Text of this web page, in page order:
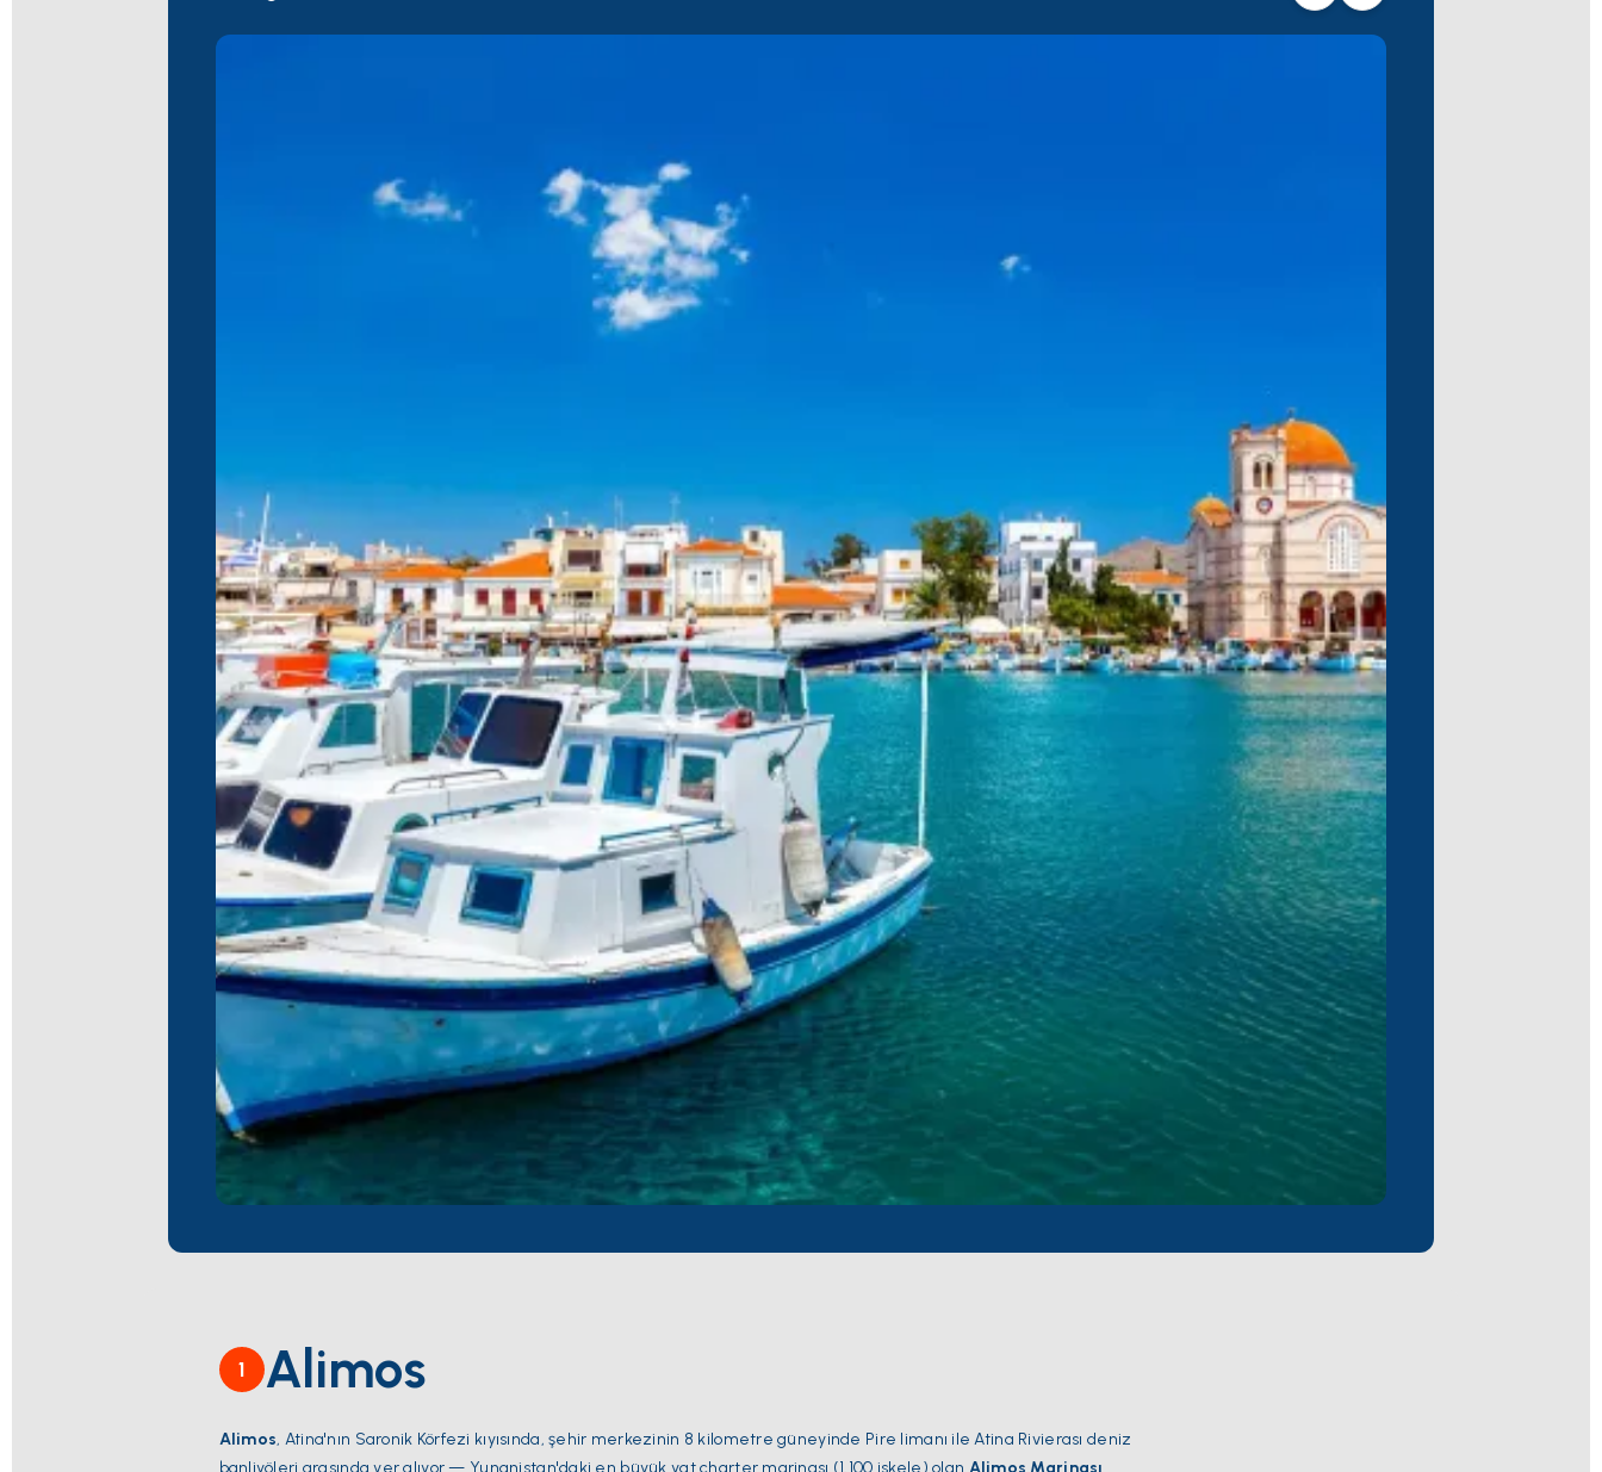
1 Alimos
Alimos, Atina'nın Saronik Körfezi kıyısında, şehir merkezinin 8 kilometre güneyinde Pire limanı ile Atina Rivierası deniz
banliyöleri arasında yer alıyor — Yunanistan'daki en büyük yat charter marinası (1.100 iskele) olan Alimos Marinası